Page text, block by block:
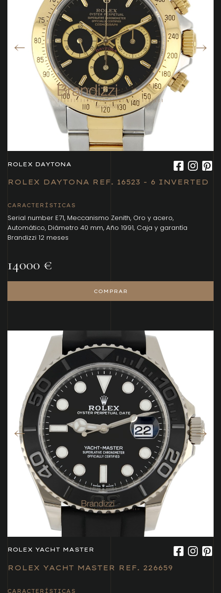
ROLEX DAYTONA
ROLEX DAYTONA REF. 16523 - 6 INVERTED
CARACTERÍSTICAS
Serial number E71, Meccanismo Zenith, Oro y acero,
Automático, Diámetro 40 mm, Año 1991, Caja y garantía
Brandizzi 12 meses
14000 €
COMPRAR
ROLEX YACHT MASTER
ROLEX YACHT MASTER REF. 226659
CARACTERÍSTICAS